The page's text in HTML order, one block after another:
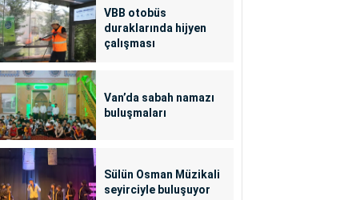
VBB otobüs
duraklarında hijyen
çalışması
Van’da sabah namazı
buluşmaları
Sülün Osman Müzikali
seyirciyle buluşuyor